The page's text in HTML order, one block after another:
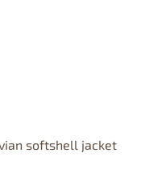
softshell jacket